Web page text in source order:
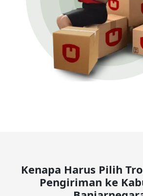
Kenapa Harus Pilih
Pengiriman ke